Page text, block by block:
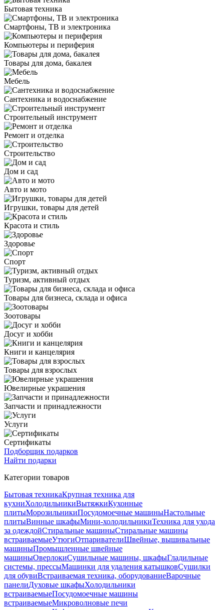
Бытовая техника
Смартфоны, ТВ и электроника
Компьютеры и периферия
Товары для дома, бакалея
Мебель
Сантехника и водоснабжение
Строительный инструмент
Ремонт и отделка
Строительство
Дом и сад
Авто и мото
Игрушки, товары для детей
Красота и стиль
Здоровье
Спорт
Туризм, активный отдых
Товары для бизнеса, склада и офиса
Зоотовары
Досуг и хобби
Книги и канцелярия
Товары для взрослых
Ювелирные украшения
Запчасти и принадлежности
Услуги
Сертификаты
Подборщик подарков
Найти подарки
Категории товаров
Бытовая техникаКрупная техника для
кухниХолодильникиВытяжкиКухонные
плитыМорозильникиПосудомоечные машиныНастольные
плитыВинные шкафыМини-холодильникиТехника для ухода
за одеждойСтиральные машиныСтиральные машины
встраиваемыеУтюгиОтпаривателиШвейные, вышивальные
машиныПромышленные швейные
машиныОверлокиСушильные машины, шкафыГладильные
системы, прессыМашинки для удаления катышковСушилки
для обувиВстраиваемая техника, оборудованиеВарочные
панелиДуховые шкафыХолодильники
встраиваемыеПосудомоечные машины
встраиваемыеМикроволновые печи